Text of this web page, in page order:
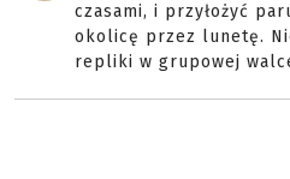
czasami, i przyłożyć
okolicę przez lunetę.
repliki w grupowej